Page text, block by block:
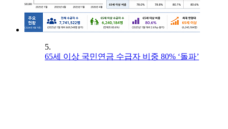
5.
65세 이상 국민연금 수급자 비중 80% ‘돌파’